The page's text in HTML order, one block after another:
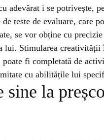
adevărat i se potrivește,
de teste de evaluare, care
se vor obține cu
lui. Stimularea
poate fi completată de
cu abilitățile lui
sine la